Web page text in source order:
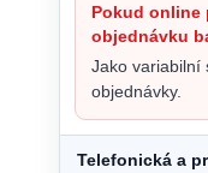
Pokud online
objednávku
Jako variabilní
objednávky.
Telefonická a